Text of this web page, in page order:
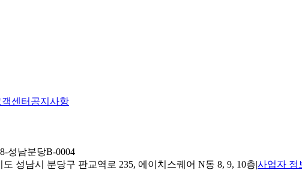
객센터 공지사항
성남분당B-0004
도 성남시 분당구 판교역로 235, 에이치스퀘어 N동 8, 9, 10층|사업자 정